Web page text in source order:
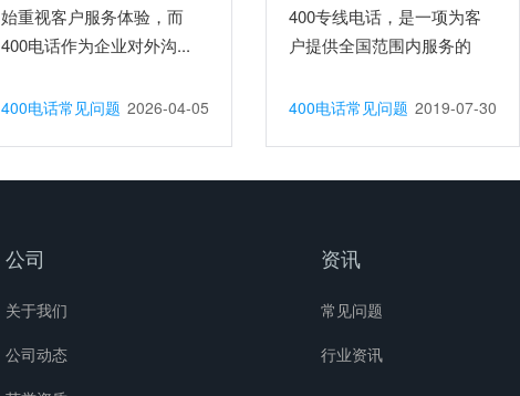
始重视客户服务体验，而
400电话作为企业对外沟...
400电话常见问题 2026-04-05
400专线电话，是一项为客
户提供全国范围内服务的
400电话常见问题 2019-07-30
公司
关于我们
公司动态
资讯
常见问题
行业资讯